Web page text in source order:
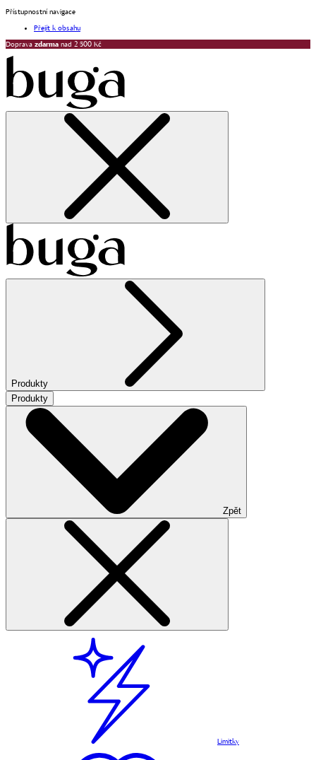
Přístupnostní navigace
Přejít k obsahu
Doprava zdarma nad 2 500 Kč
Produkty
Produkty
Zpět
Limitky